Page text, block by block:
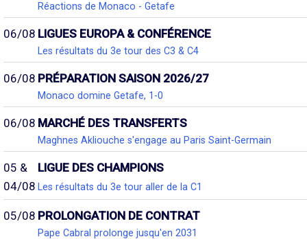
Réactions de Monaco - Getafe
06/08 LIGUES EUROPA & CONFÉRENCE
Les résultats du 3e tour des C3 & C4
06/08 PRÉPARATION SAISON 2026/27
Monaco domine Getafe, 1-0
06/08 MARCHÉ DES TRANSFERTS
Maghnes Akliouche s'engage au Paris Saint-Germain
05 &
04/08
LIGUE DES CHAMPIONS
Les résultats du 3e tour aller de la C1
05/08 PROLONGATION DE CONTRAT
Pape Cabral prolonge jusqu'en 2031